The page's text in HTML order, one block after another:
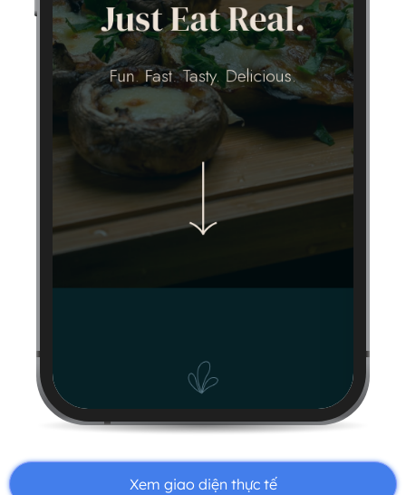
Xem giao diện thực tế